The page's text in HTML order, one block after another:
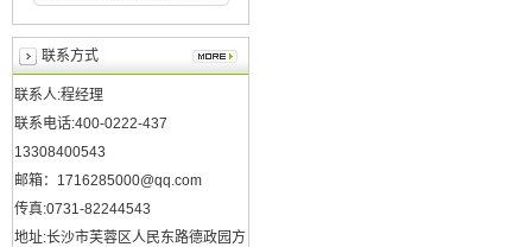
联系方式
联系人:程经理
联系电话:400-0222-437
13308400543
邮箱：1716285000@qq.com
传真:0731-82244543
地址:长沙市芙蓉区人民东路德政园方